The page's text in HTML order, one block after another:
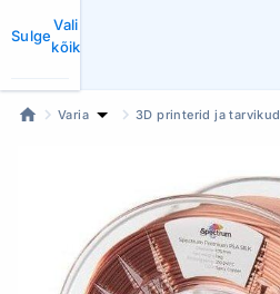
Sulge
Vali
kõik
Varia 3D printerid ja tarvikud